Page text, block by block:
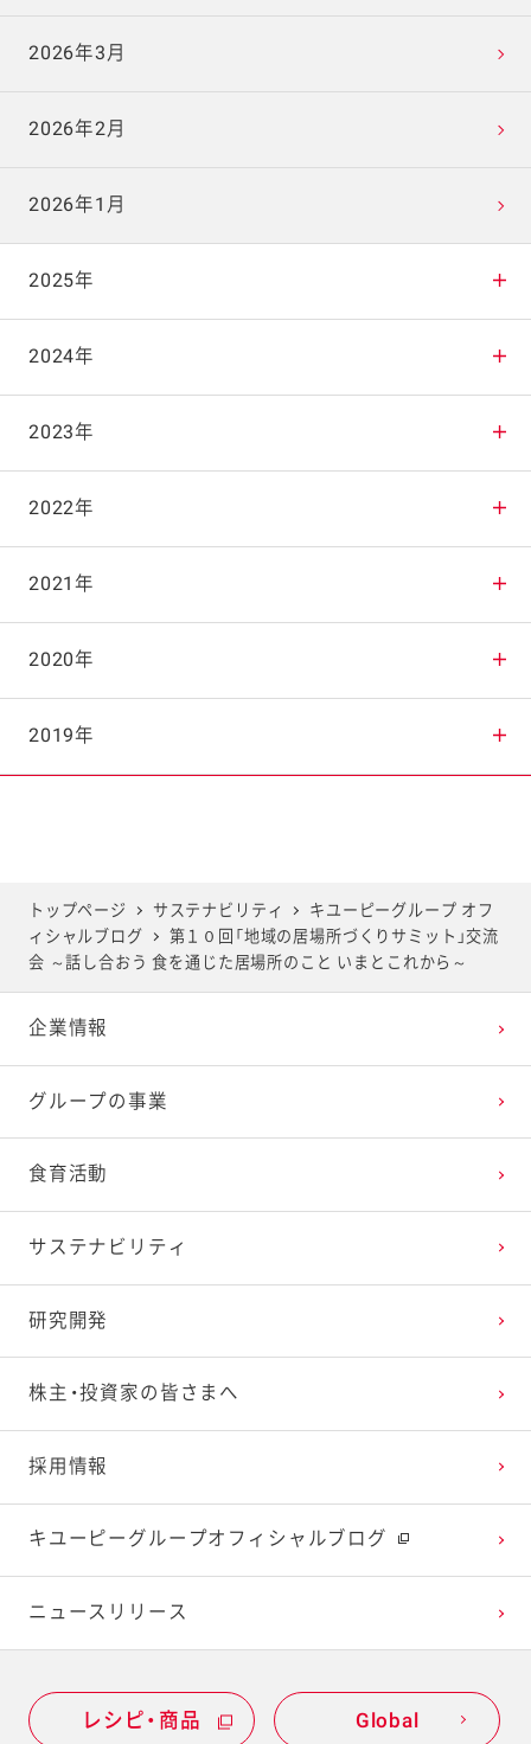
2026年3月
2026年2月
2026年1月
2025年
2025年12月
2025年11月
2025年10月
2025年9月
2025年8月
2025年7月
2025年4月
2025年3月
2025年2月
2024年
2024年12月
2024年11月
2024年10月
2024年9月
2024年8月
2024年5月
2024年4月
2024年3月
2023年
2023年12月
2023年11月
2023年10月
2023年9月
2023年6月
2023年5月
2023年4月
2022年
2022年12月
2022年11月
2022年10月
2022年7月
2022年6月
2022年5月
2021年
2021年12月
2021年11月
2021年8月
2021年7月
2021年6月
2020年
2020年12月
2020年9月
2020年8月
2020年7月
2019年
2019年10月
2019年9月
2019年8月
トップページ サステナビリティ
キユーピーグループ オフ
ィシャルブログ
第１０回「地域の居場所づくりサミット」交流
会 ～話し合おう 食を通じた居場所のこと いまとこれから～
企業情報
グループの事業
食育活動
サステナビリティ
研究開発
株主・投資家の皆さまへ
採用情報
キユーピーグループオフィシャルブログ
ニュースリリース
レシピ・商品 Global